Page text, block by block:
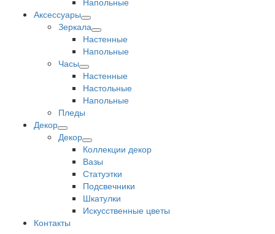
Аксессуары
Зеркала
Настенные
Напольные
Часы
Настенные
Настольные
Напольные
Пледы
Декор
Декор
Коллекции декор
Вазы
Статуэтки
Подсвечники
Шкатулки
Искусственные цветы
Контакты